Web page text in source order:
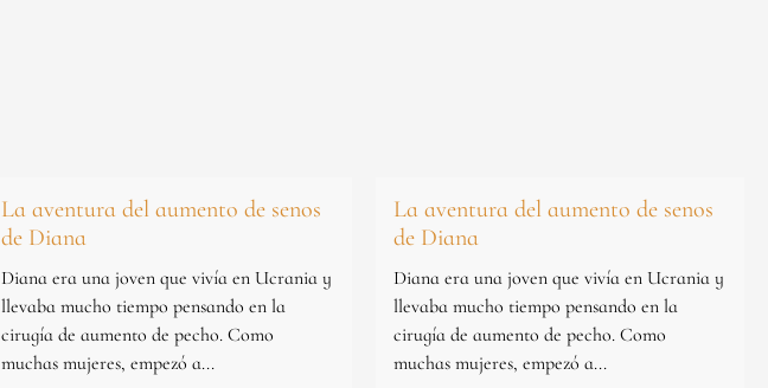
La aventura del aumento de senos
de Diana
Diana era una joven que vivía en Ucrania y
llevaba mucho tiempo pensando en la
cirugía de aumento de pecho. Como
muchas mujeres, empezó a...
La aventura del aumento de senos
de Diana
Diana era una joven que vivía en Ucrania y
llevaba mucho tiempo pensando en la
cirugía de aumento de pecho. Como
muchas mujeres, empezó a...